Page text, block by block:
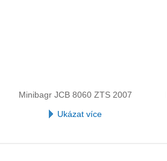
Minibagr JCB 8060 ZTS 2007
Ukázat více